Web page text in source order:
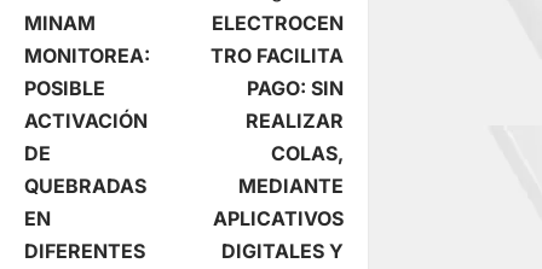
a
v
e
g
MINAM
MONITOREA:
POSIBLE
ACTIVACIÓN
DE
QUEBRADAS
EN
DIFERENTES
ELECTROCEN
TRO FACILITA
PAGO: SIN
REALIZAR
COLAS,
MEDIANTE
APLICATIVOS
DIGITALES Y